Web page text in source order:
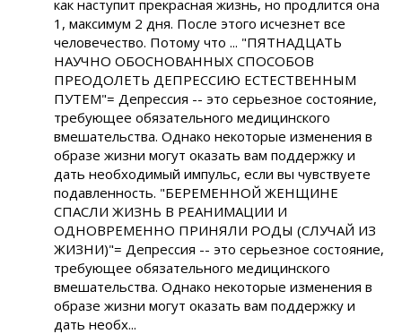
как наступит прекрасная жизнь, но продлится она
1, максимум 2 дня. После этого исчезнет все
человечество. Потому что ... "ПЯТНАДЦАТЬ
НАУЧНО ОБОСНОВАННЫХ СПОСОБОВ
ПРЕОДОЛЕТЬ ДЕПРЕССИЮ ЕСТЕСТВЕННЫМ
ПУТЕМ"= Депрессия -- это серьезное состояние,
требующее обязательного медицинского
вмешательства. Однако некоторые изменения в
образе жизни могут оказать вам поддержку и
дать необходимый импульс, если вы чувствуете
подавленность. "БЕРЕМЕННОЙ ЖЕНЩИНЕ
СПАСЛИ ЖИЗНЬ В РЕАНИМАЦИИ И
ОДНОВРЕМЕННО ПРИНЯЛИ РОДЫ (СЛУЧАЙ ИЗ
ЖИЗНИ)"= Депрессия -- это серьезное состояние,
требующее обязательного медицинского
вмешательства. Однако некоторые изменения в
образе жизни могут оказать вам поддержку и
дать необх...